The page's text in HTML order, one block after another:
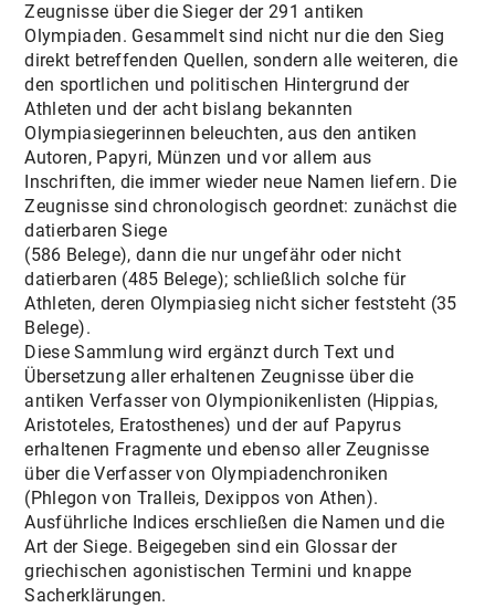
Zeugnisse über die Sieger der 291 antiken
Olympiaden. Gesammelt sind nicht nur die den Sieg
direkt betreffenden Quellen, sondern alle weiteren, die
den sportlichen und politischen Hintergrund der
Athleten und der acht bislang bekannten
Olympiasiegerinnen beleuchten, aus den antiken
Autoren, Papyri, Münzen und vor allem aus
Inschriften, die immer wieder neue Namen liefern. Die
Zeugnisse sind chronologisch geordnet: zunächst die
datierbaren Siege
(586 Belege), dann die nur ungefähr oder nicht
datierbaren (485 Belege); schließlich solche für
Athleten, deren Olympiasieg nicht sicher feststeht (35
Belege).
Diese Sammlung wird ergänzt durch Text und
Übersetzung aller erhaltenen Zeugnisse über die
antiken Verfasser von Olympionikenlisten (Hippias,
Aristoteles, Eratosthenes) und der auf Papyrus
erhaltenen Fragmente und ebenso aller Zeugnisse
über die Verfasser von Olympiadenchroniken
(Phlegon von Tralleis, Dexippos von Athen).
Ausführliche Indices erschließen die Namen und die
Art der Siege. Beigegeben sind ein Glossar der
griechischen agonistischen Termini und knappe
Sacherklärungen.